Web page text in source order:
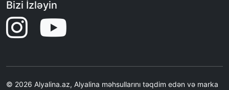
Bizi İzləyin
© 2026 Alyalina.az, Alyalina məhsullarını təqdim edən və marka